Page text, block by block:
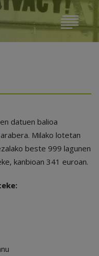
datuen balioa
arabera. Milako lotetan
beste 999 lagunen
kanbioan 341 euroan.